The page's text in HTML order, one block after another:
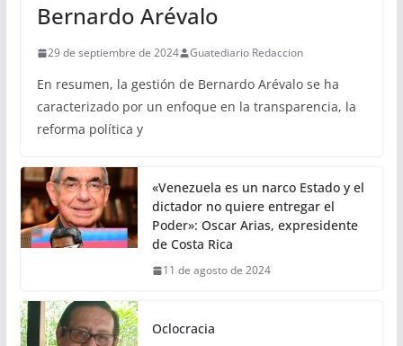
Bernardo Arévalo
29 de septiembre de 2024 Guatediario Redaccion
En resumen, la gestión de Bernardo Arévalo se ha
caracterizado por un enfoque en la transparencia, la
reforma política y
«Venezuela es un narco Estado y el
dictador no quiere entregar el
Poder»: Oscar Arias, expresidente
de Costa Rica
11 de agosto de 2024
Oclocracia